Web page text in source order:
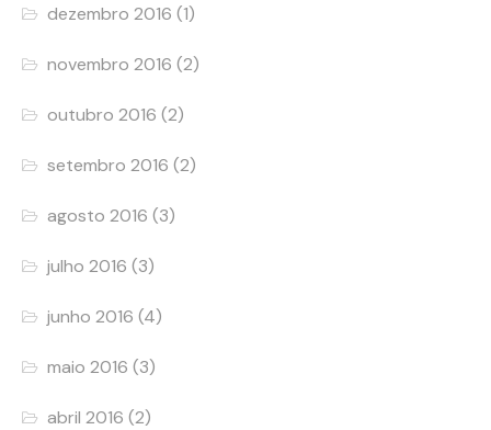
dezembro 2016 (1)
novembro 2016 (2)
outubro 2016 (2)
setembro 2016 (2)
agosto 2016 (3)
julho 2016 (3)
junho 2016 (4)
maio 2016 (3)
abril 2016 (2)